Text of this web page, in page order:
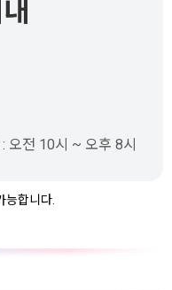
오전 10시 ~ 오후 8시
능합니다.